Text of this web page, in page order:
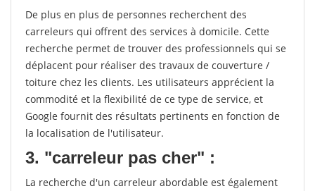
De plus en plus de personnes recherchent des
carreleurs qui offrent des services à domicile. Cette
recherche permet de trouver des professionnels qui se
déplacent pour réaliser des travaux de couverture /
toiture chez les clients. Les utilisateurs apprécient la
commodité et la flexibilité de ce type de service, et
Google fournit des résultats pertinents en fonction de
la localisation de l'utilisateur.
3. "carreleur pas cher" :
La recherche d'un carreleur abordable est également